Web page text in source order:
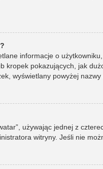
informacje o
kropek pokazujących, jak
wyświetlany powyżej
używając jednej z
witryny. Jeśli nie